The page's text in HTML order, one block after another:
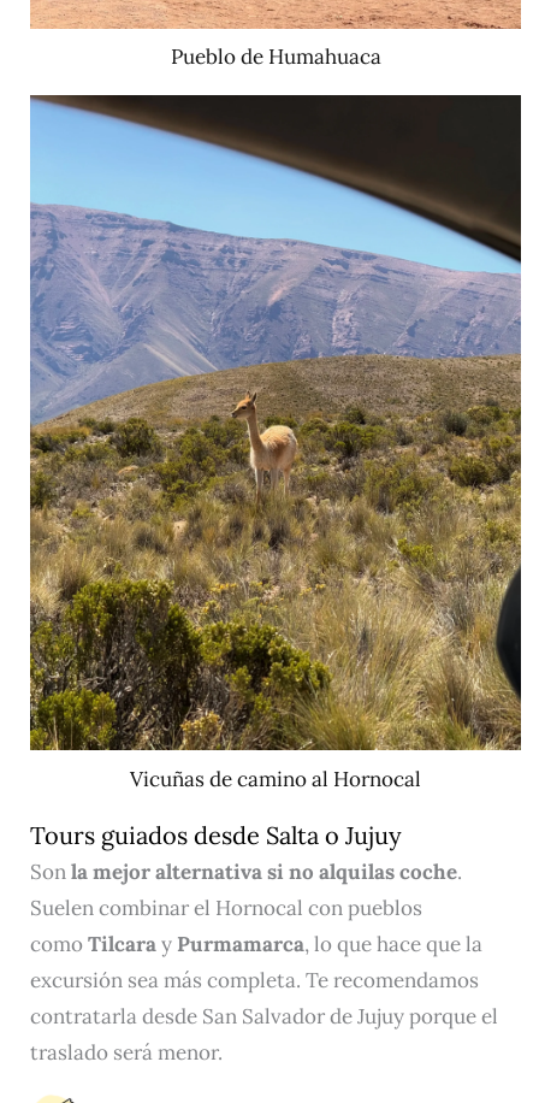
Pueblo de Humahuaca
Vicuñas de camino al Hornocal
Tours guiados desde Salta o Jujuy
Sonla mejor alternativa si no alquilas coche.
Suelen combinar el Hornocal con pueblos
comoTilcaray Purmamarca, lo que hace que la
excursión sea más completa. Te recomendamos
contratarla desde San Salvador de Jujuy porque el
traslado será menor.